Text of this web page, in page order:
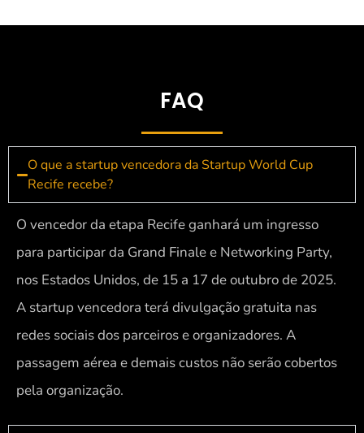
FAQ
O que a startup vencedora da Startup World Cup
Recife recebe?
O vencedor da etapa Recife ganhará um ingresso
para participar da Grand Finale e Networking Party,
nos Estados Unidos, de 15 a 17 de outubro de 2025.
A startup vencedora terá divulgação gratuita nas
redes sociais dos parceiros e organizadores. A
passagem aérea e demais custos não serão cobertos
pela organização.